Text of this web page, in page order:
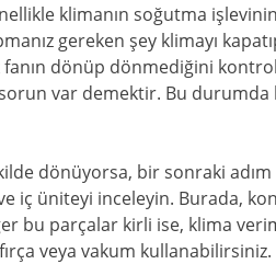
klimanın soğutma
gereken şey klimayı
fanın dönüp dönmediğini
var demektir. Bu durumda
dönüyorsa, bir sonraki
iç üniteyi inceleyin. Burada,
bu parçalar kirli ise, klima
veya vakum kullanabilirsiniz.